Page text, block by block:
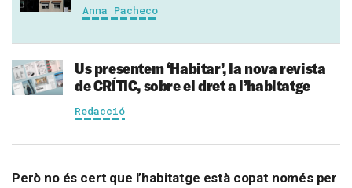
Anna Pacheco
Us presentem ‘Habitar’, la nova revista
de CRÍTIC, sobre el dret a l’habitatge
Redacció
Però no és cert que l’habitatge està copat només per